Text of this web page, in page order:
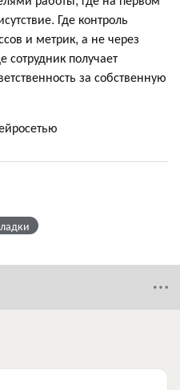
Где контроль
и метрик, а не через
получает
за собственную